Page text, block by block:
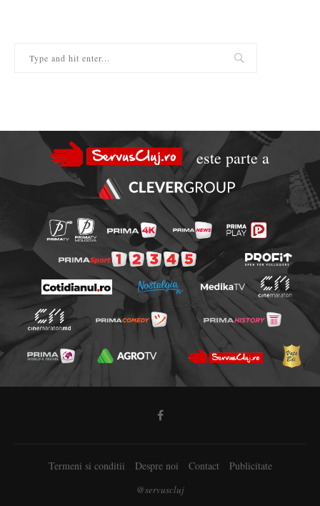
este parte a
Termeni si conditii Despre noi Contact Publicitate
@servuscluj